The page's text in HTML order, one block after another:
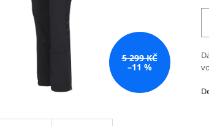
5 299 KČ
–11 %